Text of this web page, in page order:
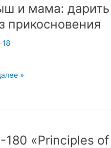
и мама:
прикосновения
18
»
180 «Principles